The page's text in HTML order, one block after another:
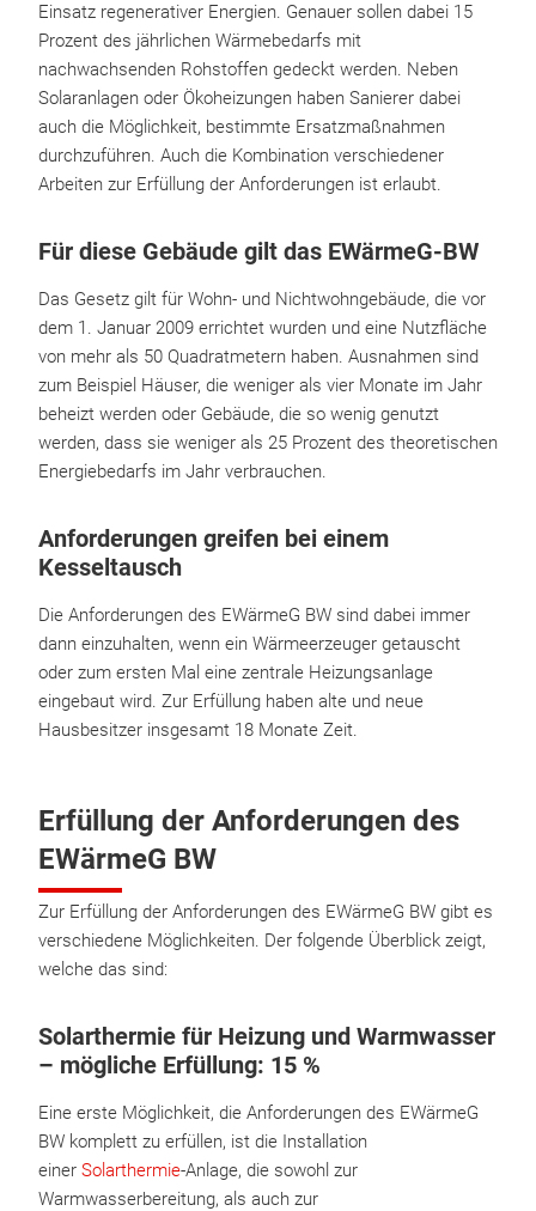
Einsatz regenerativer Energien. Genauer sollen dabei 15
Prozent des jährlichen Wärmebedarfs mit
nachwachsenden Rohstoffen gedeckt werden. Neben
Solaranlagen oder Ökoheizungen haben Sanierer dabei
auch die Möglichkeit, bestimmte Ersatzmaßnahmen
durchzuführen. Auch die Kombination verschiedener
Arbeiten zur Erfüllung der Anforderungen ist erlaubt.
Für diese Gebäude gilt das EWärmeG-BW
Das Gesetz gilt für Wohn- und Nichtwohngebäude, die vor
dem 1. Januar 2009 errichtet wurden und eine Nutzfläche
von mehr als 50 Quadratmetern haben. Ausnahmen sind
zum Beispiel Häuser, die weniger als vier Monate im Jahr
beheizt werden oder Gebäude, die so wenig genutzt
werden, dass sie weniger als 25 Prozent des theoretischen
Energiebedarfs im Jahr verbrauchen.
Anforderungen greifen bei einem
Kesseltausch
Die Anforderungen des EWärmeG BW sind dabei immer
dann einzuhalten, wenn ein Wärmeerzeuger getauscht
oder zum ersten Mal eine zentrale Heizungsanlage
eingebaut wird. Zur Erfüllung haben alte und neue
Hausbesitzer insgesamt 18 Monate Zeit.
Erfüllung der Anforderungen des
EWärmeG BW
Zur Erfüllung der Anforderungen des EWärmeG BW gibt es
verschiedene Möglichkeiten. Der folgende Überblick zeigt,
welche das sind:
Solarthermie für Heizung und Warmwasser
– mögliche Erfüllung: 15 %
Eine erste Möglichkeit, die Anforderungen des EWärmeG
BW komplett zu erfüllen, ist die Installation
einer Solarthermie-Anlage, die sowohl zur
Warmwasserbereitung, als auch zur